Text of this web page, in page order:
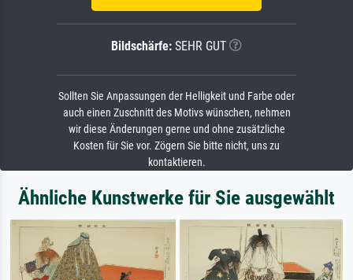
Bildschärfe: SEHR GUT
Sollten Sie Anpassungen der Helligkeit und Farbe oder
auch einen Zuschnitt des Motivs wünschen, nehmen
wir diese Änderungen gerne und ohne zusätzliche
Kosten für Sie vor. Zögern Sie bitte nicht, uns zu
kontaktieren.
Ähnliche Kunstwerke für Sie ausgewählt